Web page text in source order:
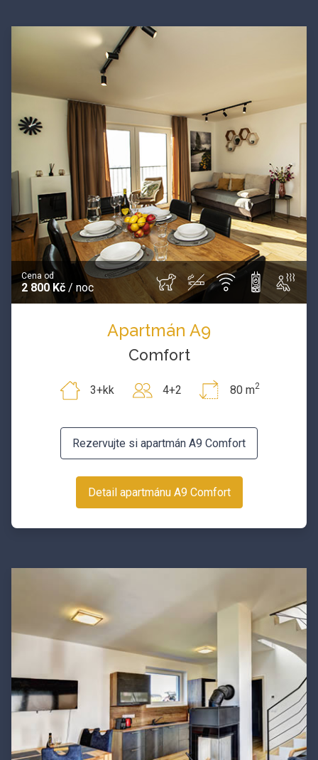
Cena od
2 800 Kč / noc
Apartmán A9
Comfort
3+kk 4+2 80 m2
Rezervujte si apartmán A9 Comfort
Detail apartmánu A9 Comfort